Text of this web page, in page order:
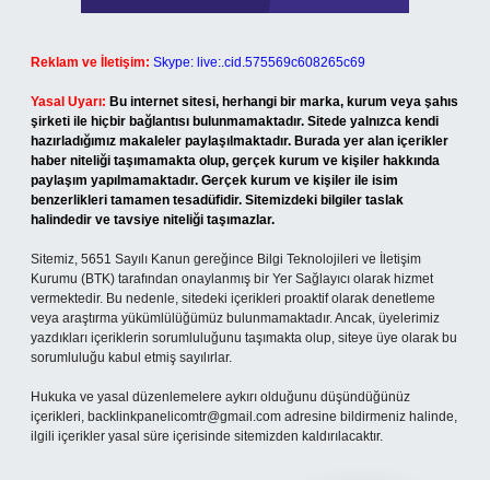
Reklam ve İletişim: Skype: live:.cid.575569c608265c69
Yasal Uyarı: Bu internet sitesi, herhangi bir marka, kurum veya şahıs
şirketi ile hiçbir bağlantısı bulunmamaktadır. Sitede yalnızca kendi
hazırladığımız makaleler paylaşılmaktadır. Burada yer alan içerikler
haber niteliği taşımamakta olup, gerçek kurum ve kişiler hakkında
paylaşım yapılmamaktadır. Gerçek kurum ve kişiler ile isim
benzerlikleri tamamen tesadüfidir. Sitemizdeki bilgiler taslak
halindedir ve tavsiye niteliği taşımazlar.
Sitemiz, 5651 Sayılı Kanun gereğince Bilgi Teknolojileri ve İletişim
Kurumu (BTK) tarafından onaylanmış bir Yer Sağlayıcı olarak hizmet
vermektedir. Bu nedenle, sitedeki içerikleri proaktif olarak denetleme
veya araştırma yükümlülüğümüz bulunmamaktadır. Ancak, üyelerimiz
yazdıkları içeriklerin sorumluluğunu taşımakta olup, siteye üye olarak bu
sorumluluğu kabul etmiş sayılırlar.
Hukuka ve yasal düzenlemelere aykırı olduğunu düşündüğünüz
içerikleri, backlinkpanelicomtr@gmail.com adresine bildirmeniz halinde,
ilgili içerikler yasal süre içerisinde sitemizden kaldırılacaktır.